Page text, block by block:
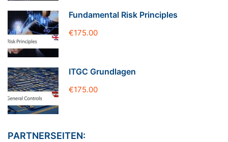
Fundamental Risk Principles
€175.00
ITGC Grundlagen
€175.00
PARTNERSEITEN: